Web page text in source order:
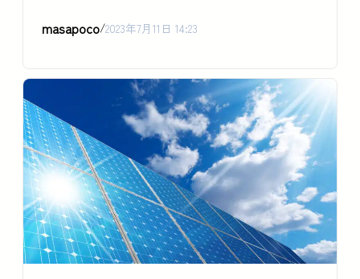
masapoco/2023年7月11日 14:23